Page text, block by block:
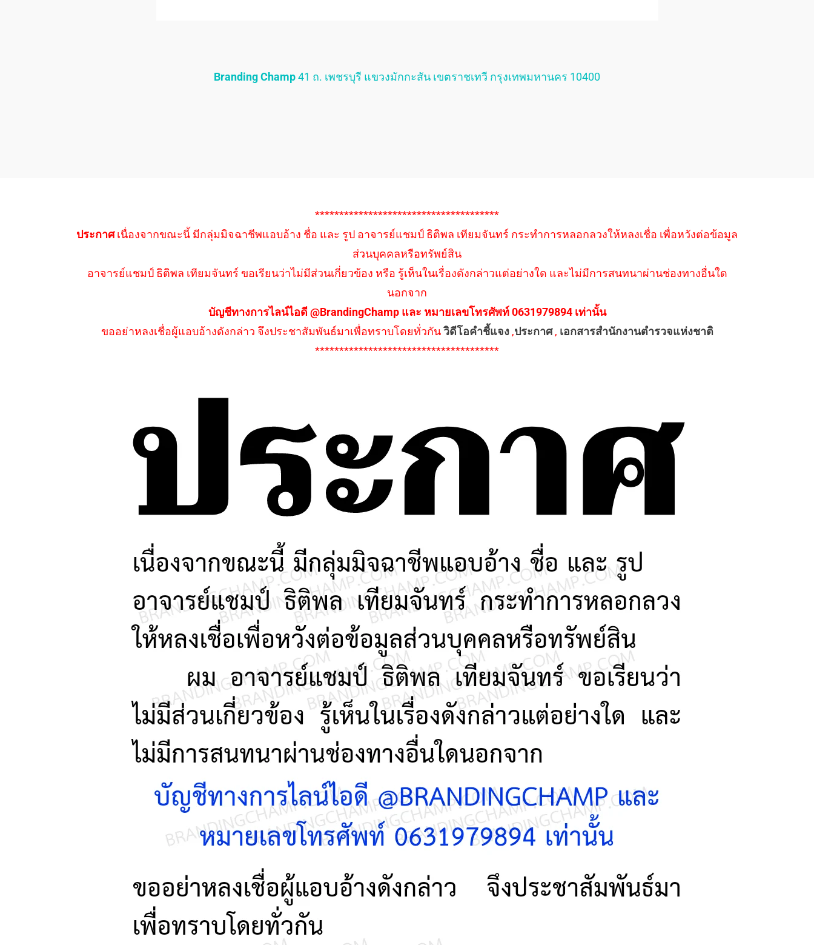
Branding Champ41 ถ. เพชรบุรี แขวงมักกะสัน เขตราชเทวี กรุงเทพมหานคร 10400
**************************************
ประกาศเนื่องจากขณะนี้ มีกลุ่มมิจฉาชีพแอบอ้าง ชื่อ และ รูป อาจารย์แชมป์ ธิติพล เทียมจันทร์ กระทำการหลอกลวงให้หลงเชื่อ เพื่อหวังต่อข้อมูล
ส่วนบุคคลหรือทรัพย์สิน
อาจารย์แชมป์ ธิติพล เทียมจันทร์ ขอเรียนว่าไม่มีส่วนเกี่ยวข้อง หรือ รู้เห็นในเรื่องดังกล่าวแต่อย่างใด และไม่มีการสนทนาผ่านช่องทางอื่นใด
นอกจาก
บัญชีทางการไลน์ไอดี @BrandingChamp และ หมายเลขโทรศัพท์ 0631979894 เท่านั้น
ขออย่าหลงเชื่อผู้แอบอ้างดังกล่าว จึงประชาสัมพันธ์มาเพื่อทราบโดยทั่วกันวิดีโอคำชี้แจง,ประกาศ, เอกสารสำนักงานตำรวจแห่งชาติ
**************************************